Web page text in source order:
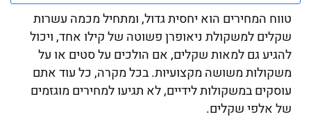
טווח המחירים הוא יחסית גדול, ומתחיל מכמה עשרות
שקלים למשקולת ניאופרן פשוטה של קילו אחד, ויכול
להגיע גם למאות שקלים, אם הולכים על סטים או על
משקולות משושה מקצועיות. בכל מקרה, כל עוד אתם
עוסקים במשקולות לידיים, לא תגיעו למחירים מוגזמים
של אלפי שקלים.